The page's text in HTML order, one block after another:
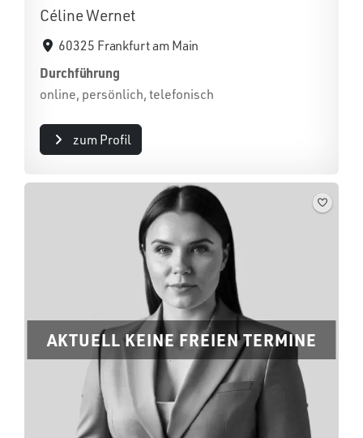
Céline Wernet
60325 Frankfurt am Main
Durchführung
online, persönlich, telefonisch
zum Profil
AKTUELL KEINE FREIEN TERMINE